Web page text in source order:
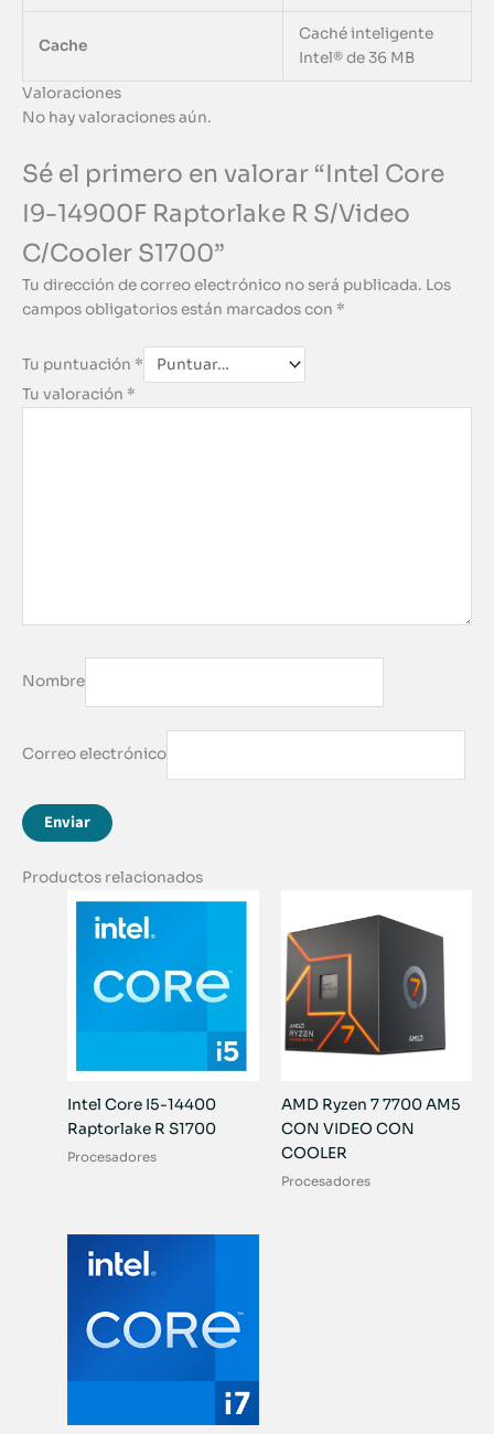
Cache
Caché inteligente
Intel® de 36 MB
Valoraciones
No hay valoraciones aún.
Sé el primero en valorar “Intel Core
I9-14900F Raptorlake R S/Video
C/Cooler S1700”
Tu dirección de correo electrónico no será publicada. Los
campos obligatorios están marcados con *
Tu puntuación *
Tu valoración *
Nombre
Correo electrónico
Productos relacionados
Intel Core I5-14400
Raptorlake R S1700
Procesadores
AMD Ryzen 7 7700 AM5
CON VIDEO CON
COOLER
Procesadores